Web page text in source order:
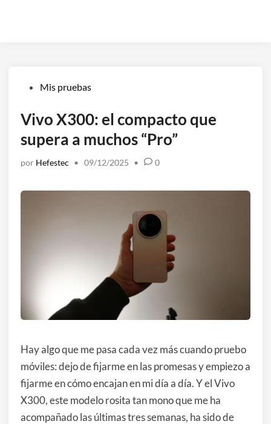
Publicado
Mis pruebas
Vivo X300: el compacto que
supera a muchos “Pro”
por Hefestec • 09/12/2025 • 0
Hay algo que me pasa cada vez más cuando pruebo
móviles: dejo de fijarme en las promesas y empiezo a
fijarme en cómo encajan en mi día a día. Y el Vivo
X300, este modelo rosita tan mono que me ha
acompañado las últimas tres semanas, ha sido de